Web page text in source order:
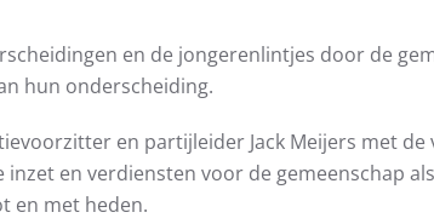
en de jongerenlintjes door de
hun onderscheiding.
en partijleider Jack Meijers met
en verdiensten voor de gemeenschap
en met heden.